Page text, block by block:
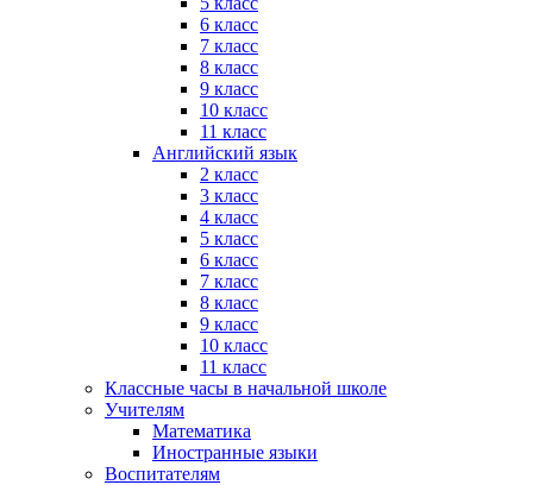
6 класс
7 класс
8 класс
9 класс
10 класс
11 класс
Английский язык
2 класс
3 класс
4 класс
5 класс
6 класс
7 класс
8 класс
9 класс
10 класс
11 класс
Классные часы в начальной школе
Учителям
Математика
Иностранные языки
Воспитателям